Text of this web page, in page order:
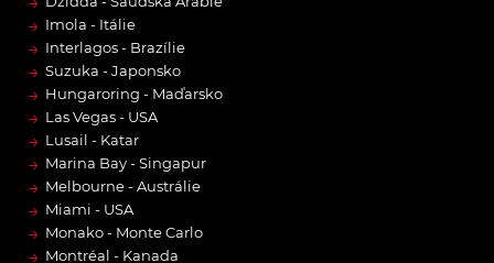
→ Imola - Itálie
→ Interlagos - Brazílie
→ Suzuka - Japonsko
→ Hungaroring - Maďarsko
→ Las Vegas - USA
→ Lusail - Katar
→ Marina Bay - Singapur
→ Melbourne - Austrálie
→ Miami - USA
→ Monako - Monte Carlo
→ Montréal - Kanada